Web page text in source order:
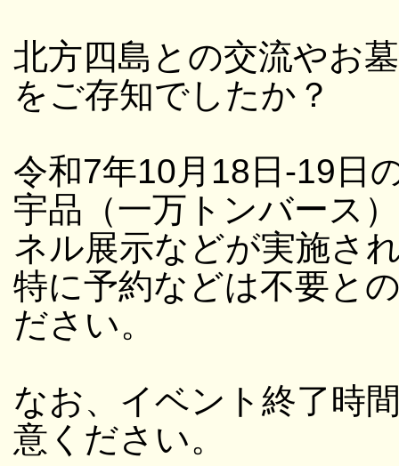
北方四島との交流やお
をご存知でしたか？
令和7年10月18日-19日
宇品（一万トンバース
ネル展示などが実施さ
特に予約などは不要と
ださい。
なお、イベント終了時
意ください。